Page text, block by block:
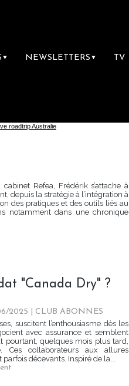
▼ NEWSLETTERS ▼ TV
Refea, Frédérik s’attache à
depuis la stratégie à l’intégration à
des pratiques et des outils liés au
notamment dans une chronique
"Canada Dry" ?
2025
CLUB ABONNES
suscitent l’enthousiasme dès les
avec assurance et semblent
pourtant, quelques mois plus tard,
Ces collaborateurs aux allures
décevants. Inspiré de la...